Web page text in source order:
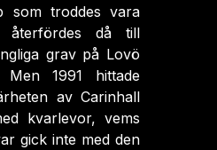
som troddes vara
återfördes då till
grav på Lovö
1991 hittade
av Carinhall
kvarlevor, vems
gick inte med den